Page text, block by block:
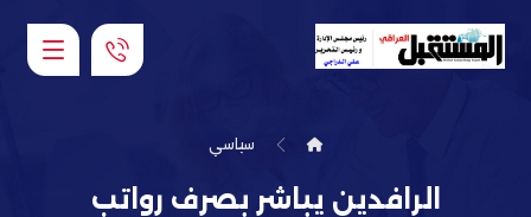
سياسي
الرافدين يباشر بصرف رواتب